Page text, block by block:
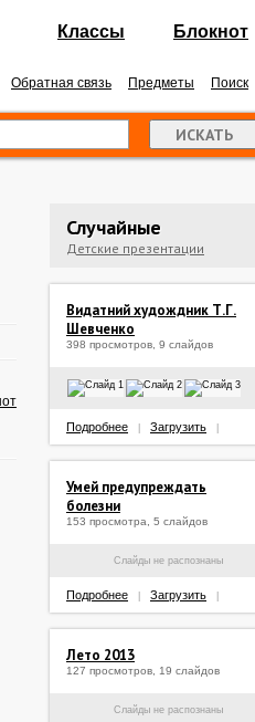
Классы Блокнот
Обратная связь Предметы Поиск
Случайные
Детские презентации
Видатний худождник Т.Г.
Шевченко
398 просмотров, 9 слайдов
Подробнее Загрузить
Умей предупреждать
болезни
153 просмотра, 5 слайдов
Слайды не распознаны
Подробнее Загрузить
Лето 2013
127 просмотров, 19 слайдов
Слайды не распознаны